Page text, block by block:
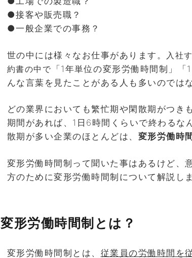
●接客や販売職？
●一般企業での事務？
世の中には様々なお仕事があります。
入社
約書の中で 「1年単位の変形労働時間制」
んな言葉を見たことがある人も多いのでは
どの業界においても繁忙期や閑散期がつき
期間があれば、1日6時間くらいで終わるな
散期が多い企業のほとんどは、 変形労働時
変形労働時間制って聞いた事はあるけど、
方のために変形労働時間制について解説し
変形労働時間制とは？
変形労働時間制とは、 従業員の労働時間